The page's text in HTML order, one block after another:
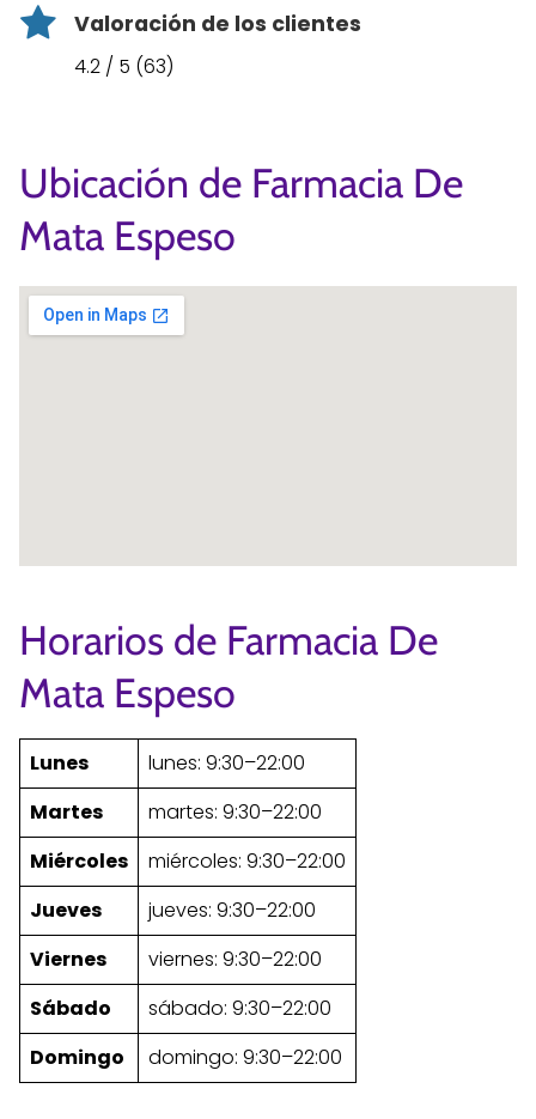
Valoración de los clientes
4.2 / 5 (63)
Ubicación de Farmacia De
Mata Espeso
Horarios de Farmacia De
Mata Espeso
Lunes
lunes: 9:30–22:00
Martes
martes: 9:30–22:00
Miércoles
miércoles: 9:30–22:00
Jueves
jueves: 9:30–22:00
Viernes
viernes: 9:30–22:00
Sábado
sábado: 9:30–22:00
Domingo
domingo: 9:30–22:00